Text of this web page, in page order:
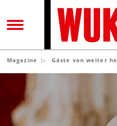
TOGGLE
Magazine Gäste von weiter
weiter
her